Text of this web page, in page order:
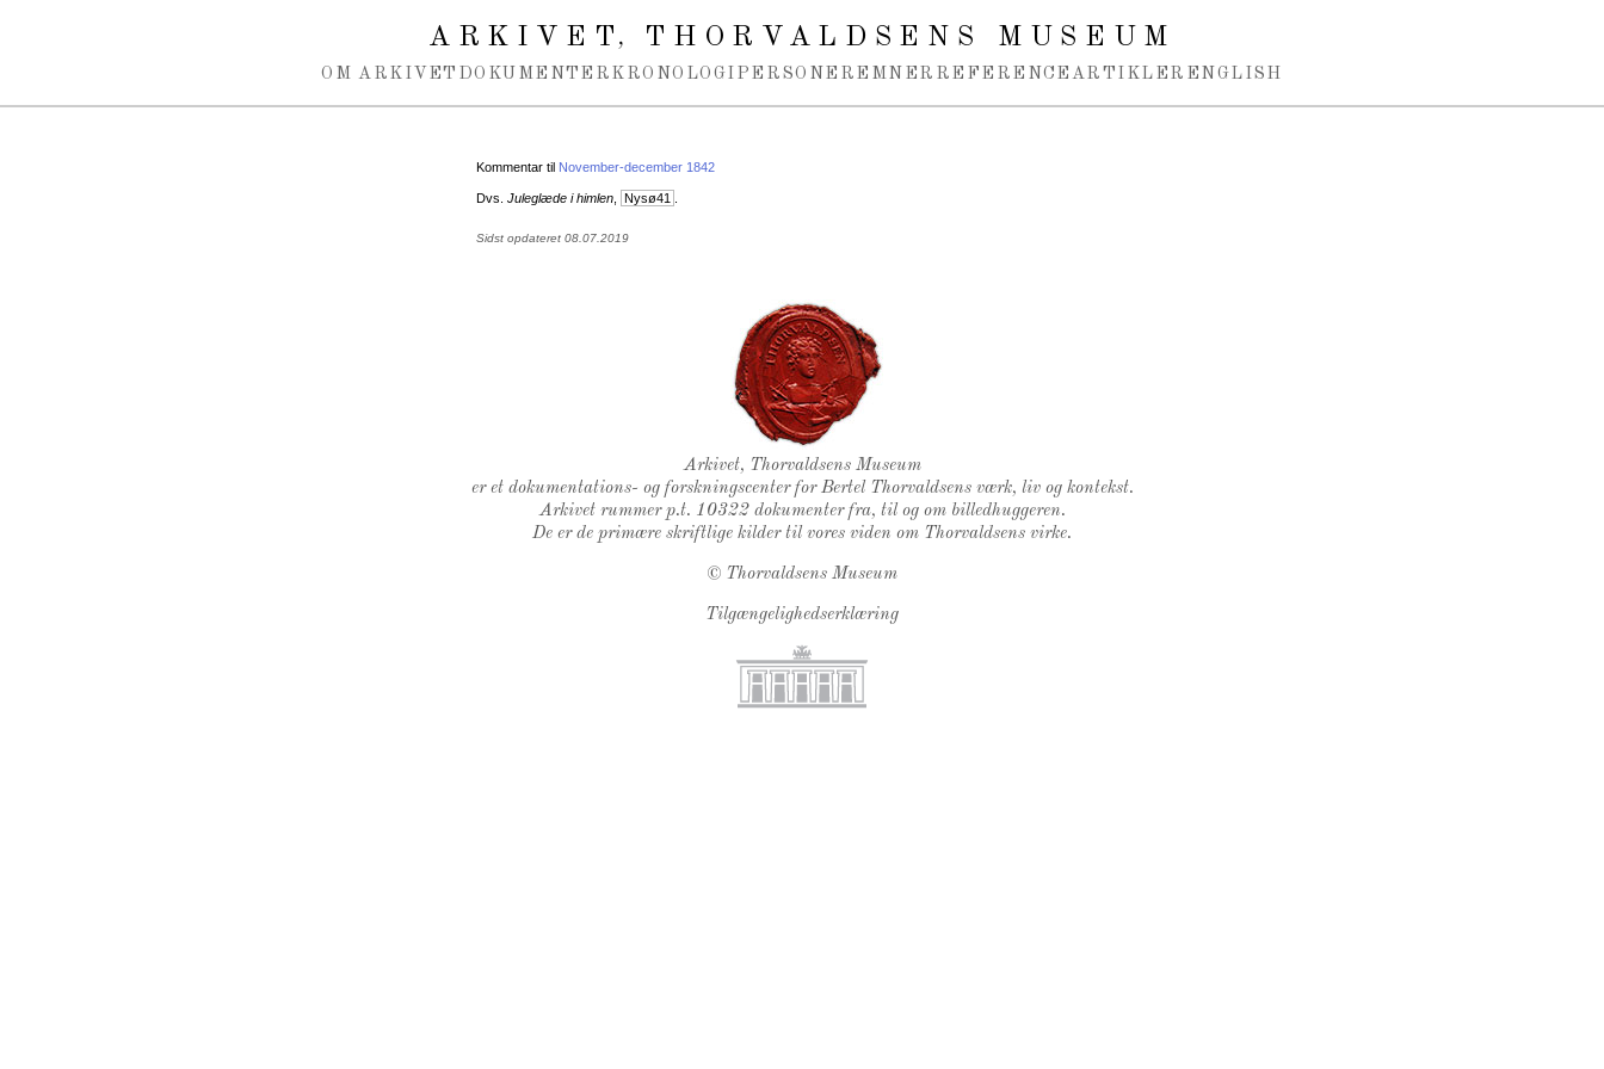
ARKIVET, THORVALDSENS MUSEUM
OM ARKIVET DOKUMENTER KRONOLOGI PERSONER EMNER REFERENCEARTIKLER ENGLISH
Kommentar til November-december 1842
Dvs. Juleglæde i himlen Nysø41
Sidst opdateret 08.07.2019
Thorvaldsens Segl
Arkivet, Thorvaldsens Museum
er et dokumentations- og forskningscenter for Bertel Thorvaldsens værk, liv og kontekst.
Arkivet rummer p.t. 10322 dokumenter fra, til og om billedhuggeren.
De er de primære skriftlige kilder til vores viden om Thorvaldsens virke.
© Thorvaldsens Museum
Tilgængelighedserklæring